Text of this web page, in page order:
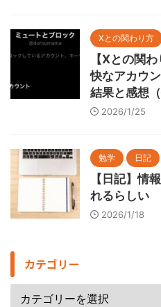
Xとの関わり方
【Xとの関
快なアカウ
結果と感想（
2026/1/25
勉学 日記
【日記】情
れるらしい
2026/1/18
カテゴリー